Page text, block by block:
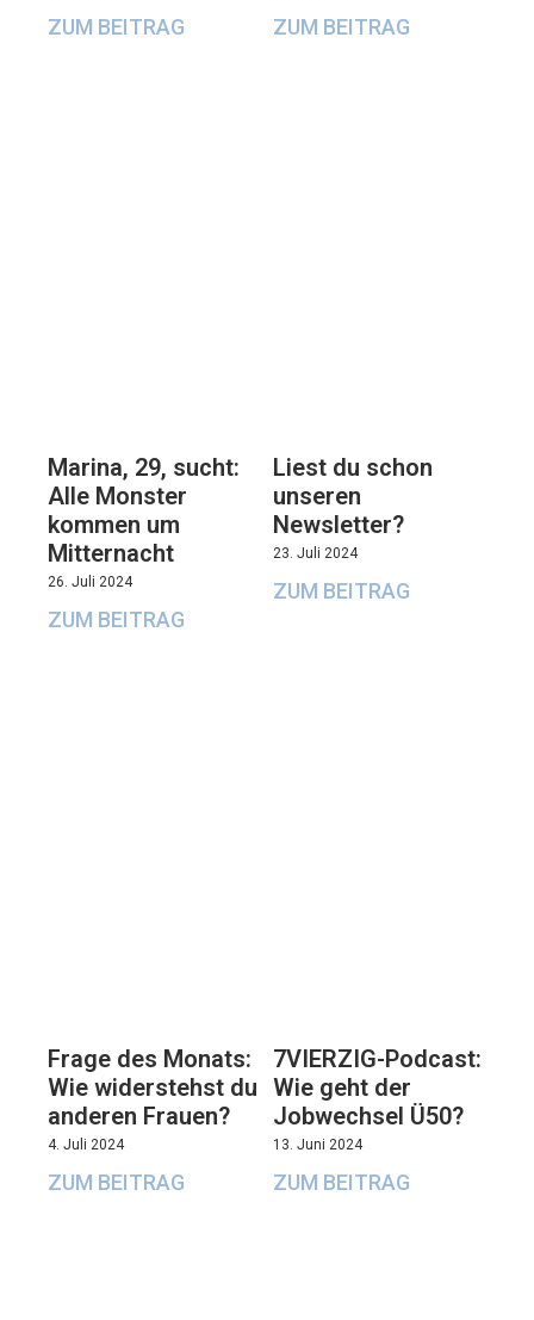
ZUM BEITRAG ZUM BEITRAG
Marina, 29, sucht:
Alle Monster
kommen um
Mitternacht
26. Juli 2024
ZUM BEITRAG
Liest du schon
unseren
Newsletter?
23. Juli 2024
ZUM BEITRAG
Frage des Monats:
Wie widerstehst du
anderen Frauen?
4. Juli 2024
ZUM BEITRAG
7VIERZIG-Podcast:
Wie geht der
Jobwechsel Ü50?
13. Juni 2024
ZUM BEITRAG